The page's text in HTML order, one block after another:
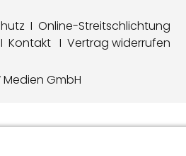
I Online-Streitschlichtung
I Kontakt I Vertrag widerrufen
Medien GmbH